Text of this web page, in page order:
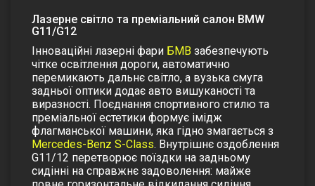
Лазерне світло та преміальний салон BMW
G11/G12
Інноваційні лазерні фари БМВ забезпечують
чітке освітлення дороги, автоматично
перемикають дальнє світло, а вузька смуга
задньої оптики додає авто вишуканості та
виразності. Поєднання спортивного стилю та
преміальної естетики формує імідж
флагманської машини, яка гідно змагається з
Mercedes-Benz S-Class. Внутрішнє оздоблення
G11/12 перетворює поїздки на задньому
сидінні на справжнє задоволення: майже